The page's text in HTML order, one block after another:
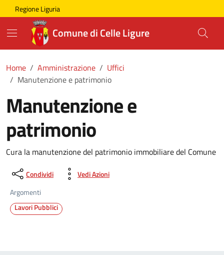
Skip to main content
Comune di Celle Ligure
Regione Liguria
Comune di Celle Ligure
Home Amministrazione
Uffici
Manutenzione e patrimonio
Manutenzione e
patrimonio
Cura la manutenzione del patrimonio immobiliare del Comune
Condividi
Vedi Azioni
Argomenti
Lavori Pubblici